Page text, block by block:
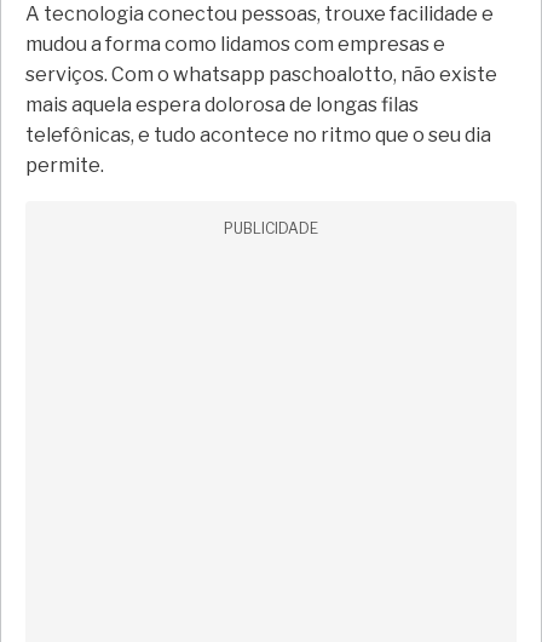
A tecnologia conectou pessoas, trouxe facilidade e
mudou a forma como lidamos com empresas e
serviços. Com o whatsapp paschoalotto, não existe
mais aquela espera dolorosa de longas filas
telefônicas, e tudo acontece no ritmo que o seu dia
permite.
PUBLICIDADE